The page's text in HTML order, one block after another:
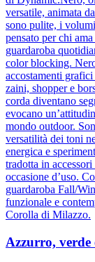
versatile, animata
sono pulite, i
pensato per chi
guardaroba
color blocking.
accostamenti
zaini, shopper e
corda diventano
evocano
mondo outdoor.
versatilità dei toni
energica e
tradotta in
occasione d’uso.
guardaroba Fall/
funzionale e
Corolla di Milazzo.
Azzurro, verde